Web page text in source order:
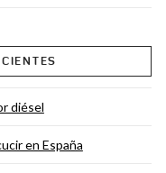
diésel
en España